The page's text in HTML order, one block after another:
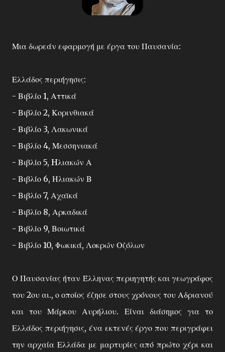
Μια δωρεάν εφαρμογή με έργα του Παυσανία:
Ελλάδος περιήγησις:
- Βιβλίο 1, Αττικά
- Βιβλίο 2, Κορινθιακά
- Βιβλίο 3, Λακωνικά
- Βιβλίο 4, Μεσσηνιακά
- Βιβλίο 5, Hλιακών Α
- Βιβλίο 6, Ηλιακών Β
- Βιβλίο 7, Αχαϊκά
- Βιβλίο 8, Αρκαδικά
- Βιβλίο 9, Βοιωτικά
- Βιβλίο 10, Φωκικά, Λοκρών Οζόλων
Ο Παυσανίας ήταν Έλληνας περιηγητής και γεωγράφος
του 2ου αι., ο οποίος έζησε στους χρόνους του Αδριανού
και του Μάρκου Αυρήλιου. Είναι διάσημος για το
Ελλάδος περιήγησις, ένα εκτενές έργο που περιγράφει
την αρχαία Ελλάδα με μαρτυρίες από πρώτο χέρι και